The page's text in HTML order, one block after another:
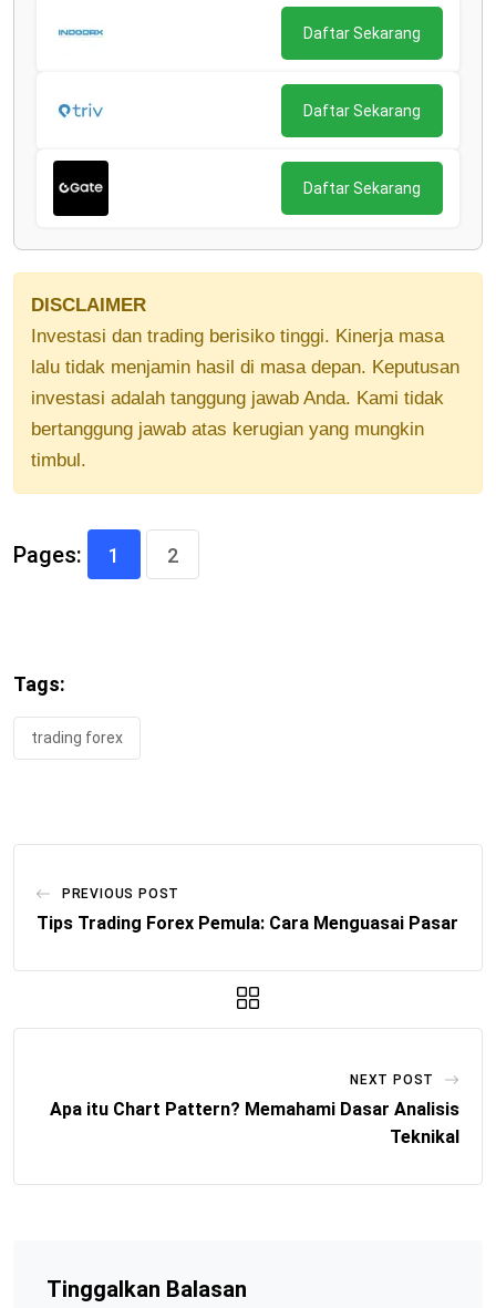
Daftar Sekarang
Daftar Sekarang
Daftar Sekarang
DISCLAIMER
Investasi dan trading berisiko tinggi. Kinerja masa
lalu tidak menjamin hasil di masa depan. Keputusan
investasi adalah tanggung jawab Anda. Kami tidak
bertanggung jawab atas kerugian yang mungkin
timbul.
Pages: 1 2
Tags:
trading forex
PREVIOUS POST
Tips Trading Forex Pemula: Cara Menguasai Pasar
NEXT POST
Apa itu Chart Pattern? Memahami Dasar Analisis
Teknikal
Tinggalkan Balasan